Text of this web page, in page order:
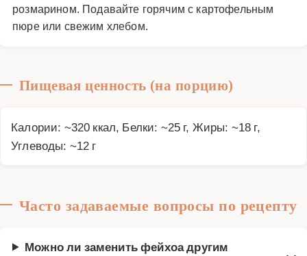
розмарином. Подавайте горячим с картофельным
пюре или свежим хлебом.
Пищевая ценность (на порцию)
Калории: ~320 ккал, Белки: ~25 г, Жиры: ~18 г,
Углеводы: ~12 г
Часто задаваемые вопросы по рецепту
Можно ли заменить фейхоа другим